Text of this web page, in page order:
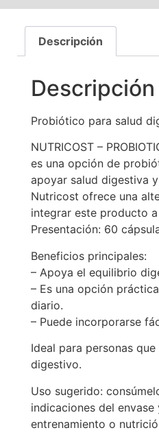
Descripción
Descripción
Probiótico para salud
NUTRICOST –
es una opción de
apoyar salud digestiva
Nutricost ofrece una
integrar este producto
Presentación: 60
Beneficios principales:
– Apoya el equilibrio
– Es una opción
diario.
– Puede incorporarse
Ideal para personas
digestivo.
Uso sugerido:
indicaciones del
entrenamiento o